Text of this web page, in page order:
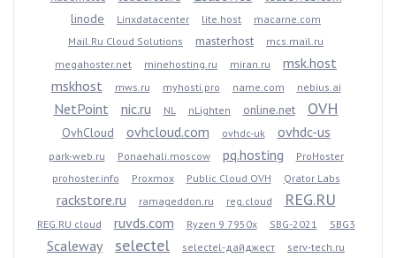
linode
Linxdatacenter lite.host
macarne.com
Mail.Ru Cloud Solutions
masterhost
mcs.mail.ru
megahoster.net
minehosting.ru miran.ru
msk.host
mskhost
mws.ru myhosti.pro name.com nebius.ai
NetPoint nic.ru NL nLighten online.net OVH
OvhCloud ovhcloud.com ovhdc-uk ovhdc-us
park-web.ru Ponaehali.moscow pq.hosting
ProHoster
prohoster.info
Proxmox Public Cloud OVH Qrator Labs
rackstore.ru ramageddon.ru reg.cloud REG.RU
REG.RU cloud ruvds.com Ryzen 9 7950x SBG-2021 SBG3
Scaleway selectel selectel-дайджест
serv-tech.ru